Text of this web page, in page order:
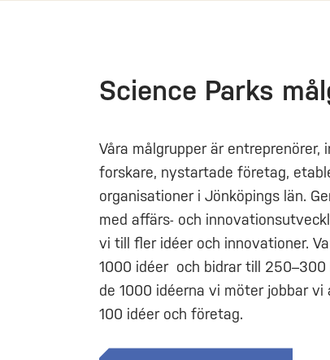
Science Parks
Våra målgrupper är entreprenörer,
forskare, nystartade företag,
organisationer i Jönköpings län.
med affärs- och
vi till fler idéer och innovationer.
1000 idéer och bidrar till
de 1000 idéerna vi möter jobbar
100 idéer och företag.